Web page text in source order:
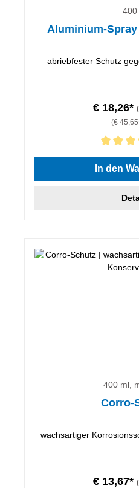
400
Aluminium-
abriebfester Schutz
€ 18,26*
(€
Durchschnittliche
In den
400 ml,
Corro-
wachsartiger
€ 13,67*